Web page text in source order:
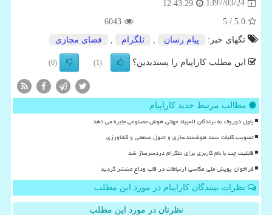
1397/03/24
12:43:29
5.0
/ 5
6043
تگهای خبر:
پیام رسان تلگرام فضای مجازی
این مطلب کاراپیام را پسندیدین؟ (1)
(0)
مطالب مرتبط جدید کاراپیام
پاول دوروف به برندگان المپیاد جهانی هوش مصنوعی جایزه می دهد
تصویب کلیات سند هوشمندسازی و تحول صنعتی و کشاورزی
قابلیت چت با نام کاربری برای تلگرام دردسرساز شد
فراخوان پویش ملی عکاسی ارتباطات در قاب وداع منتشر گردید
نظرات بینندگان کاراپیام در مورد این مطلب
نظرتان در مورد این مطلب